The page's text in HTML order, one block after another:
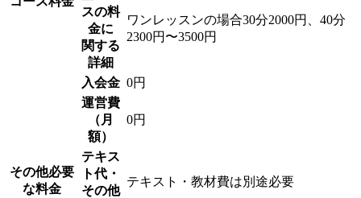
スの料
金に
関する
詳細
ワンレッスンの場合30分2000円、40分
2300円〜3500円
その他必要
な料金
入会金 0円
運営費
（月
額）
0円
テキス
ト代・
その他
テキスト・教材費は別途必要